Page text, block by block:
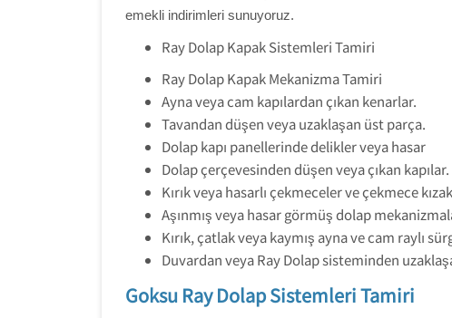
emekli indirimleri sunuyoruz.
Ray Dolap Kapak Sistemleri Tamiri
Ray Dolap Kapak Mekanizma Tamiri
Ayna veya cam kapılardan çıkan kenarlar.
Tavandan düşen veya uzaklaşan üst parça.
Dolap kapı panellerinde delikler veya hasar
Dolap çerçevesinden düşen veya çıkan kapılar.
Kırık veya hasarlı çekmeceler ve çekmece
Aşınmış veya hasar görmüş dolap
Kırık, çatlak veya kaymış ayna ve cam raylı
Duvardan veya Ray Dolap sisteminden
Goksu Ray Dolap Sistemleri Tamiri